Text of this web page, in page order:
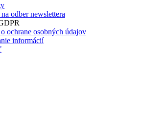
odber newslettera
ochrane osobných údajov
informácií